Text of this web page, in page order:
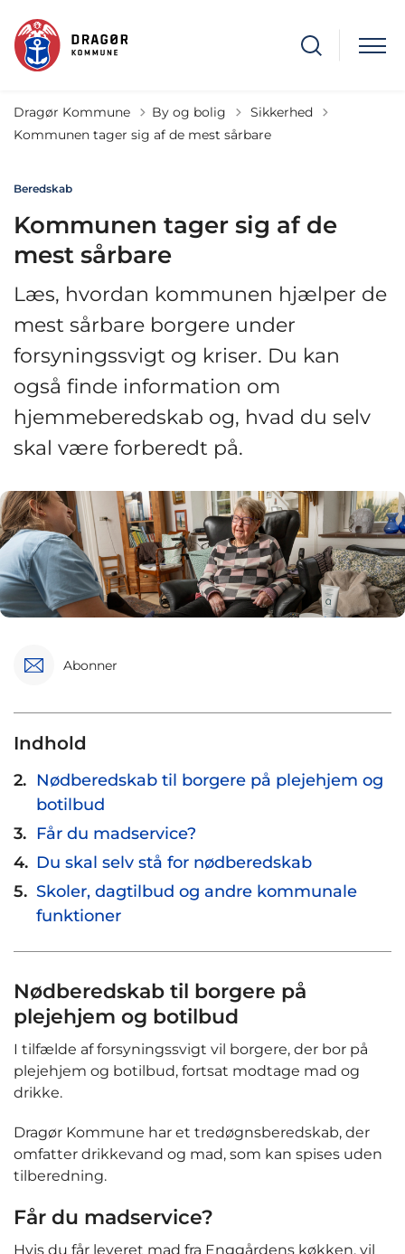
Dragør Kommune By og bolig Tilbage til
Sikkerhed
Kommunen tager sig af de mest sårbare
Beredskab
Kommunen tager sig af de
mest sårbare
Læs, hvordan kommunen hjælper de
mest sårbare borgere under
forsyningssvigt og kriser. Du kan
også finde information om
hjemmeberedskab og, hvad du selv
skal være forberedt på.
Abonner
Indhold
Nødberedskab til borgere på plejehjem og
botilbud
Får du madservice?
Du skal selv stå for nødberedskab
Skoler, dagtilbud og andre kommunale
funktioner
Nødberedskab til borgere på
plejehjem og botilbud
I tilfælde af forsyningssvigt vil borgere, der bor på
plejehjem og botilbud, fortsat modtage mad og
drikke.
Dragør Kommune har et tredøgnsberedskab, der
omfatter drikkevand og mad, som kan spises uden
tilberedning.
Får du madservice?
Hvis du får leveret mad fra Enggårdens køkken, vil